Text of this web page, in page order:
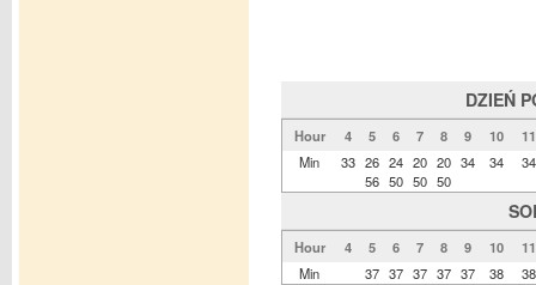
DZIEŃ
Hour 4 5 6 7 8 9 10
11
Min
33 26
56
24
50
20
50
20
50
34 34 34
Hour 4 5 6 7 8 9 10
11
Min
37 37 37 37 37 38 38